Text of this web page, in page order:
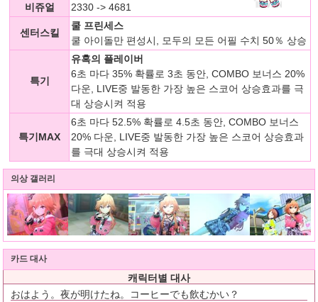
비쥬얼
2330 -> 4681
센터스킬
쿨 프린세스
쿨 아이돌만 편성시, 모두의 모든 어필 수치 50％ 상승
특기
유혹의 플레이버
6초 마다 35% 확률로 3초 동안, COMBO 보너스 20%
다운, LIVE중 발동한 가장 높은 스코어 상승효과를 극
대 상승시켜 적용
특기MAX
6초 마다 52.5% 확률로 4.5초 동안, COMBO 보너스
20% 다운, LIVE중 발동한 가장 높은 스코어 상승효과
를 극대 상승시켜 적용
의상 갤러리
카드 대사
캐릭터별 대사
おはよう。夜が明けたね。コーヒーでも飲むかい？